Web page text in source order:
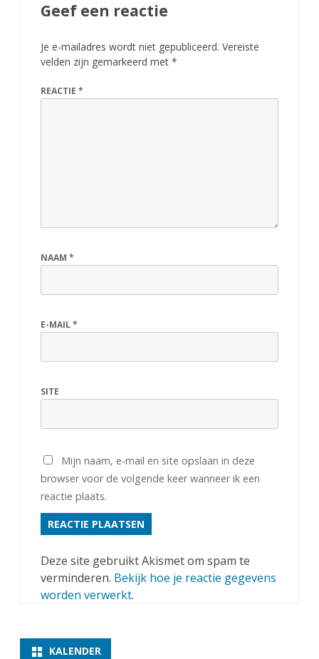
a
e
r
Geef een reactie
Je e-mailadres wordt niet gepubliceerd. Vereiste
velden zijn gemarkeerd met *
REACTIE *
NAAM *
E-MAIL*
SITE
Mijn naam, e-mail en site opslaan in deze
browser voor de volgende keer wanneer ik een
reactie plaats.
Deze site gebruikt Akismet om spam te
verminderen. Bekijk hoe je reactie gegevens
worden verwerkt.
KALENDER